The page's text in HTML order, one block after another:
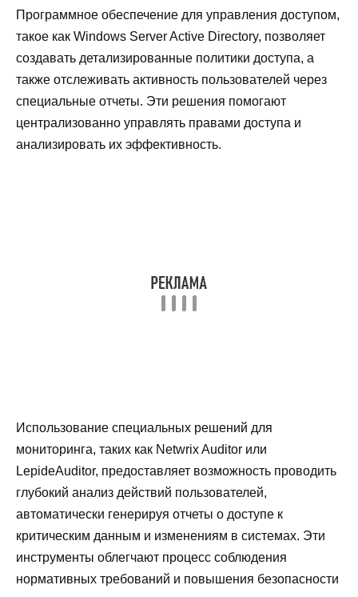
Программное обеспечение для управления доступом,
такое как Windows Server Active Directory, позволяет
создавать детализированные политики доступа, а
также отслеживать активность пользователей через
специальные отчеты. Эти решения помогают
централизованно управлять правами доступа и
анализировать их эффективность.
Использование специальных решений для
мониторинга, таких как Netwrix Auditor или
LepideAuditor, предоставляет возможность проводить
глубокий анализ действий пользователей,
автоматически генерируя отчеты о доступе к
критическим данным и изменениям в системах. Эти
инструменты облегчают процесс соблюдения
нормативных требований и повышения безопасности